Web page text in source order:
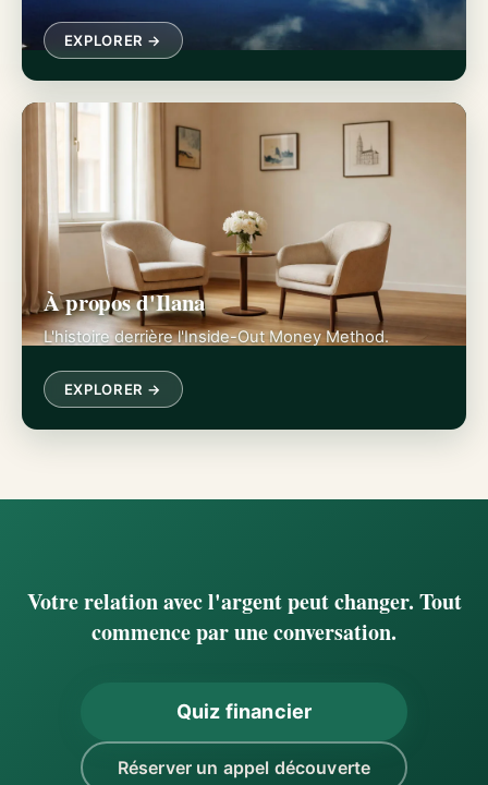
EXPLORER →
À propos d'Ilana
L'histoire derrière l'Inside-Out Money Method.
EXPLORER →
Votre relation avec l'argent peut changer. Tout
commence par une conversation.
Quiz financier
Réserver un appel découverte